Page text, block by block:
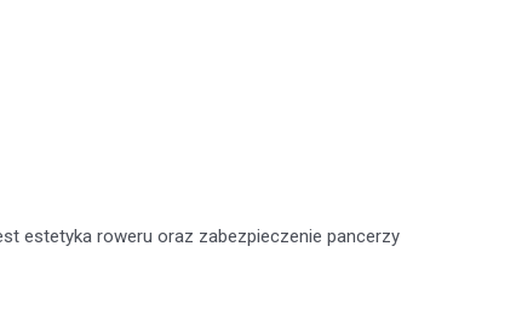
estetyka roweru oraz zabezpieczenie pancerzy